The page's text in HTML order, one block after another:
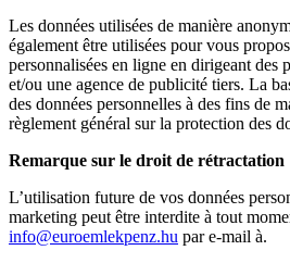
Les données utilisées de manière
également être utilisées pour vous
personnalisées en ligne en dirigeant des
et/ou une agence de publicité tiers. La
des données personnelles à des fins de
règlement général sur la protection des
Remarque sur le droit de rétractation
L’utilisation future de vos données
marketing peut être interdite à tout
info@euroemlekpenz.hu par e-mail à.